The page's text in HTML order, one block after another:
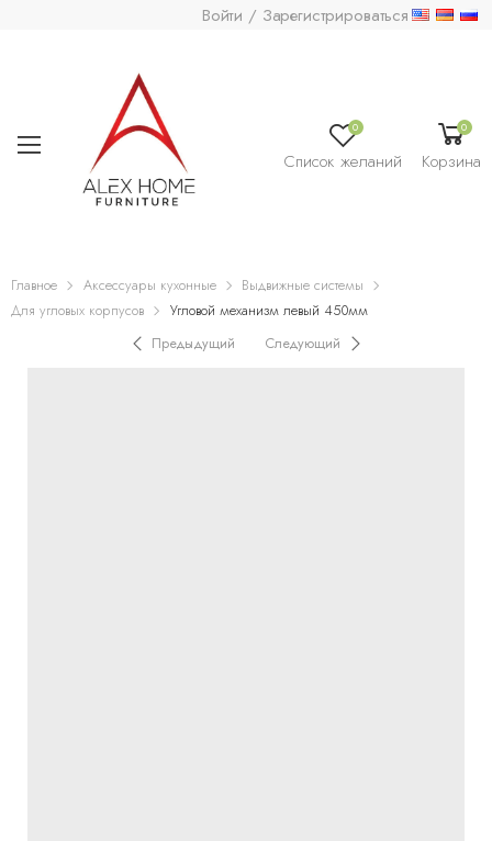
Войти / Зарегистрироваться
0
Список желаний
0
Корзина
Главное Аксессуары кухонные
Выдвижные системы
Для угловых корпусов
Угловой механизм левый 450мм
Предыдущий
Следующий